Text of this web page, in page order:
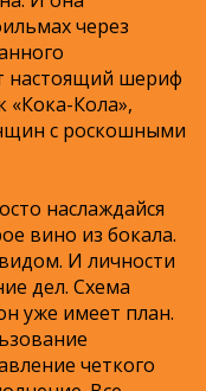
через
настоящий шериф
Кола»,
с роскошными
наслаждайся
вино из бокала.
И личности
дел. Схема
уже имеет план.
четкого